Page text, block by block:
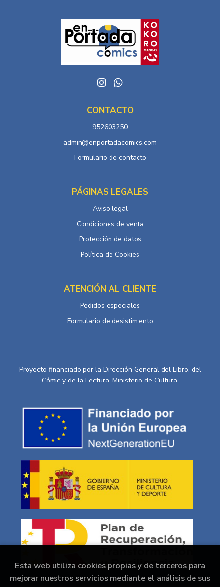
CONTACTO
952603250
admin@enportadacomics.com
Formulario de contacto
PÁGINAS LEGALES
Aviso legal
Condiciones de venta
Protección de datos
Política de Cookies
ATENCIÓN AL CLIENTE
Pedidos especiales
Formulario de desistimiento
Proyecto financiado por la Dirección General del Libro, del
Cómic y de la Lectura, Ministerio de Cultura.
Esta web utiliza cookies propias y de terceros para
mejorar nuestros servicios mediante el análisis de sus